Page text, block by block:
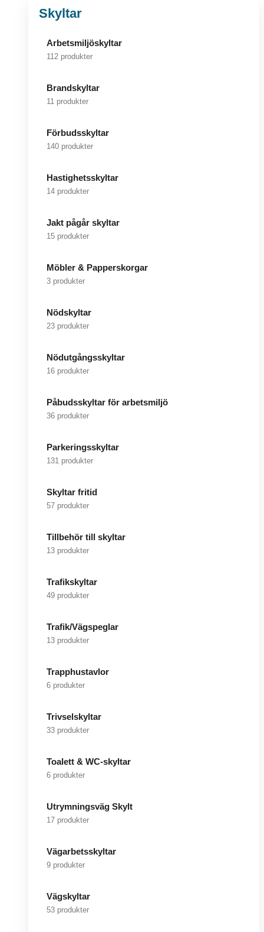
Skyltar
Arbetsmiljöskyltar
112 produkter
Brandskyltar
11 produkter
Förbudsskyltar
140 produkter
Hastighetsskyltar
14 produkter
Jakt pågår skyltar
15 produkter
Möbler & Papperskorgar
3 produkter
Nödskyltar
23 produkter
Nödutgångsskyltar
16 produkter
Påbudsskyltar för arbetsmiljö
36 produkter
Parkeringsskyltar
131 produkter
Skyltar fritid
57 produkter
Tillbehör till skyltar
13 produkter
Trafikskyltar
49 produkter
Trafik/Vägspeglar
13 produkter
Trapphustavlor
6 produkter
Trivselskyltar
33 produkter
Toalett & WC-skyltar
6 produkter
Utrymningsväg Skylt
17 produkter
Vägarbetsskyltar
9 produkter
Vägskyltar
53 produkter